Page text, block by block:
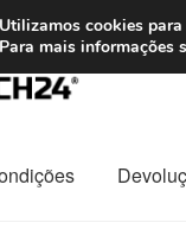
ENVIO a partir de
Utilizamos cookies
Para mais informações